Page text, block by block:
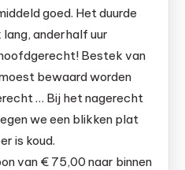
goed. Het duurde
anderhalf uur
Bestek van
bewaard worden
… Bij het nagerecht
we een blikken plat
is koud.
van € 75,00 naar binnen